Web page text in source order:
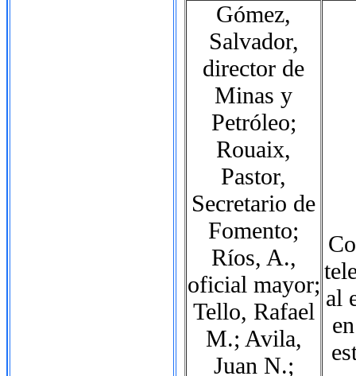
Gómez,
Salvador,
director de
Minas y
Petróleo;
Rouaix,
Pastor,
Secretario de
Fomento;
Ríos, A.,
oficial mayor;
Tello, Rafael
M.; Avila,
Juan N.;
al